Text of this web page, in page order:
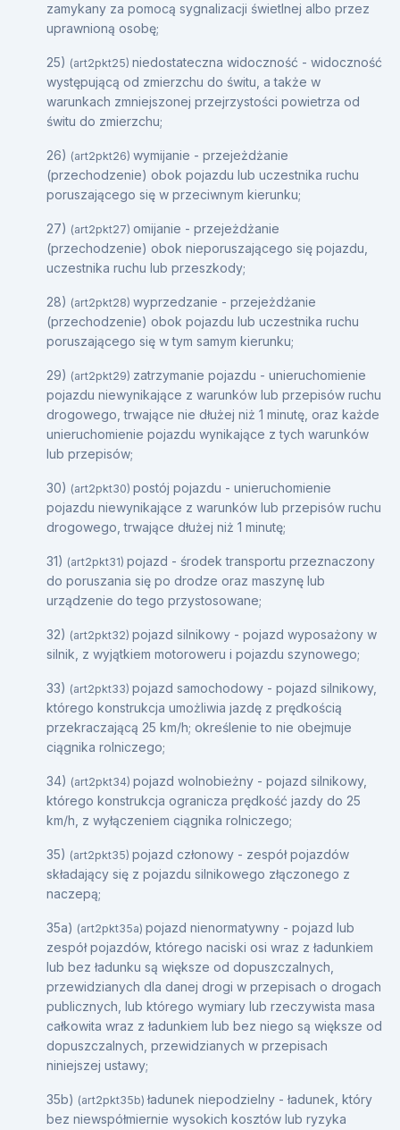
zamykany za pomocą sygnalizacji świetlnej albo przez
uprawnioną osobę;
25) (art2pkt25) niedostateczna widoczność - widoczność
występującą od zmierzchu do świtu, a także w
warunkach zmniejszonej przejrzystości powietrza od
świtu do zmierzchu;
26) (art2pkt26) wymijanie - przejeżdżanie
(przechodzenie) obok pojazdu lub uczestnika ruchu
poruszającego się w przeciwnym kierunku;
27) (art2pkt27) omijanie - przejeżdżanie
(przechodzenie) obok nieporuszającego się pojazdu,
uczestnika ruchu lub przeszkody;
28) (art2pkt28) wyprzedzanie - przejeżdżanie
(przechodzenie) obok pojazdu lub uczestnika ruchu
poruszającego się w tym samym kierunku;
29) (art2pkt29) zatrzymanie pojazdu - unieruchomienie
pojazdu niewynikające z warunków lub przepisów ruchu
drogowego, trwające nie dłużej niż 1 minutę, oraz każde
unieruchomienie pojazdu wynikające z tych warunków
lub przepisów;
30) (art2pkt30) postój pojazdu - unieruchomienie
pojazdu niewynikające z warunków lub przepisów ruchu
drogowego, trwające dłużej niż 1 minutę;
31) (art2pkt31) pojazd - środek transportu przeznaczony
do poruszania się po drodze oraz maszynę lub
urządzenie do tego przystosowane;
32) (art2pkt32) pojazd silnikowy - pojazd wyposażony w
silnik, z wyjątkiem motoroweru i pojazdu szynowego;
33) (art2pkt33) pojazd samochodowy - pojazd silnikowy,
którego konstrukcja umożliwia jazdę z prędkością
przekraczającą 25 km/h; określenie to nie obejmuje
ciągnika rolniczego;
34) (art2pkt34) pojazd wolnobieżny - pojazd silnikowy,
którego konstrukcja ogranicza prędkość jazdy do 25
km/h, z wyłączeniem ciągnika rolniczego;
35) (art2pkt35) pojazd członowy - zespół pojazdów
składający się z pojazdu silnikowego złączonego z
naczepą;
35a) (art2pkt35a) pojazd nienormatywny - pojazd lub
zespół pojazdów, którego naciski osi wraz z ładunkiem
lub bez ładunku są większe od dopuszczalnych,
przewidzianych dla danej drogi w przepisach o drogach
publicznych, lub którego wymiary lub rzeczywista masa
całkowita wraz z ładunkiem lub bez niego są większe od
dopuszczalnych, przewidzianych w przepisach
niniejszej ustawy;
35b) (art2pkt35b) ładunek niepodzielny - ładunek, który
bez niewspółmiernie wysokich kosztów lub ryzyka